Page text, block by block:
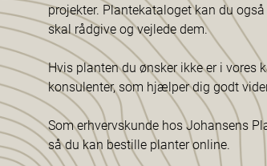
projekter. Plantekataloget kan du
skal rådgive og vejlede dem.
Hvis planten du ønsker ikke er i vores
konsulenter, som hjælper dig godt
Som erhvervskunde hos Johansens
så du kan bestille planter online.